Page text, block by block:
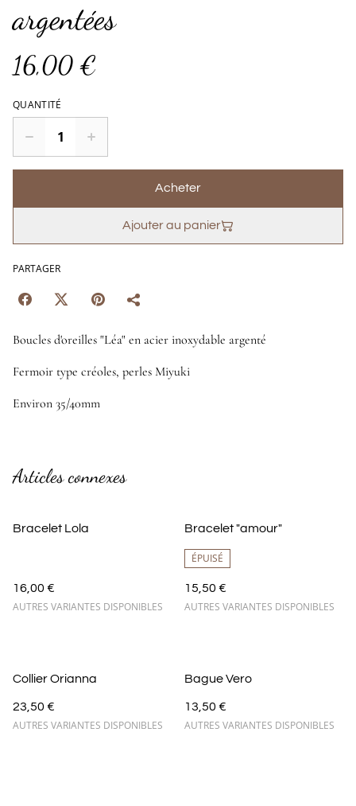
argentées
16,00 €
QUANTITÉ
Acheter
Ajouter au panier
PARTAGER
Boucles d'oreilles "Léa" en acier inoxydable argenté
Fermoir type créoles, perles Miyuki
Environ 35/40mm
Articles connexes
Bracelet Lola
16,00 €
AUTRES VARIANTES DISPONIBLES
Bracelet "amour"
ÉPUISÉ
15,50 €
AUTRES VARIANTES DISPONIBLES
Collier Orianna
23,50 €
AUTRES VARIANTES DISPONIBLES
Bague Vero
13,50 €
AUTRES VARIANTES DISPONIBLES